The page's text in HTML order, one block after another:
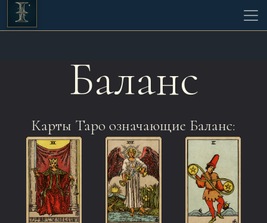
Баланс
Карты Таро означающие Баланс: